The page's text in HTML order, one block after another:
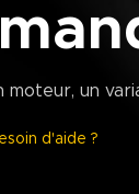
un
d'aide ?